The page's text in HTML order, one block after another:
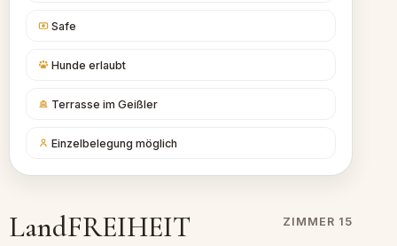
Safe
Hunde erlaubt
Terrasse im Geißler
Einzelbelegung möglich
LandFREIHEIT ZIMMER 15